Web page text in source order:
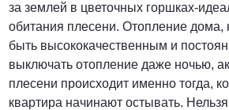
за землей в цветочных горшках-
обитания плесени. Отопление дома,
быть высококачественным и
выключать отопление даже ночью,
плесени происходит именно тогда,
квартира начинают остывать.